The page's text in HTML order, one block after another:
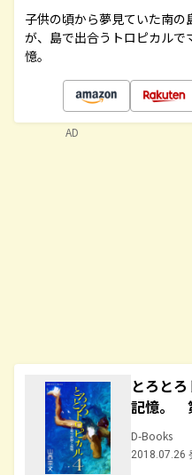
子供の頃から夢見ていた南
が、島で出合うトロピカル
憶。
とろと
記憶。
D-Books
2018.07.26
AD